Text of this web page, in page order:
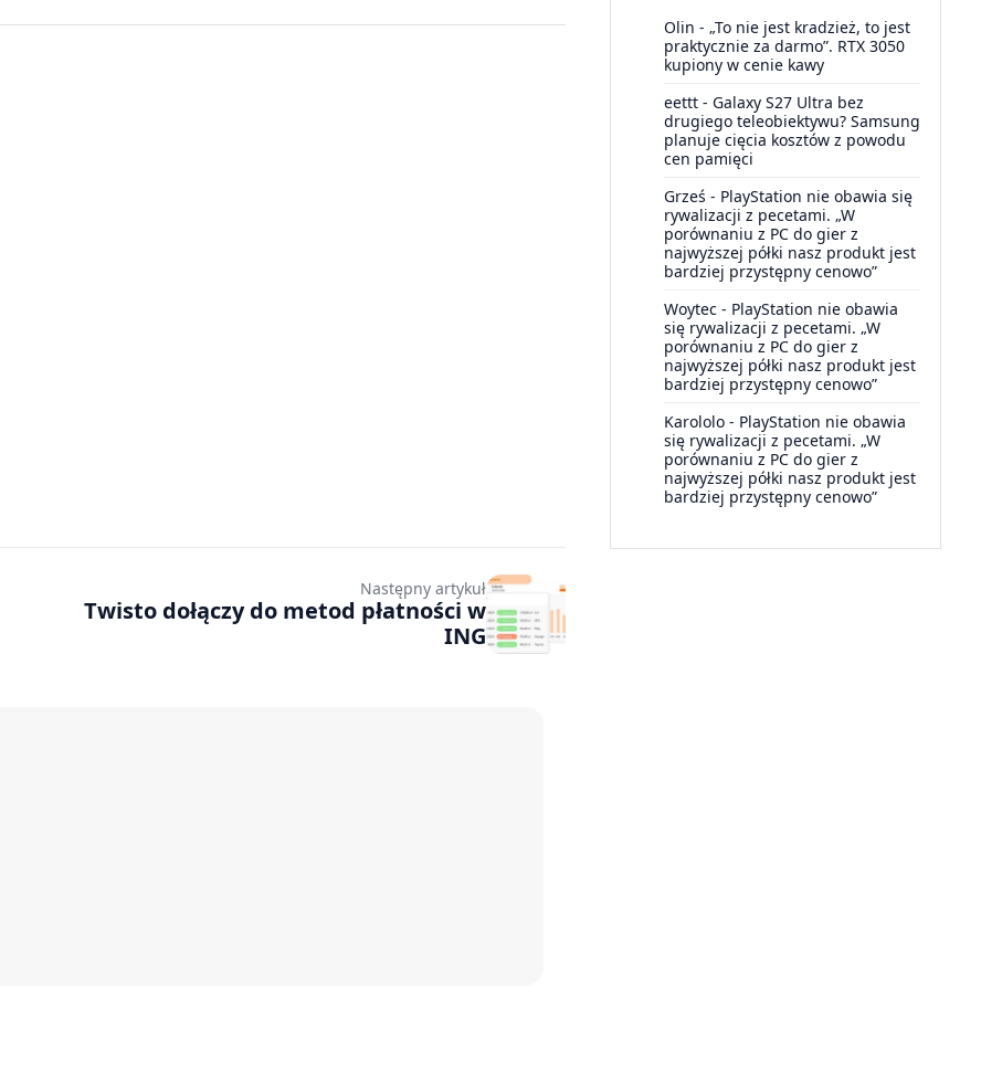
Olin - „To nie jest kradzież, to jest
praktycznie za darmo”. RTX 3050
kupiony w cenie kawy
eettt - Galaxy S27 Ultra bez
drugiego teleobiektywu? Samsung
planuje cięcia kosztów z powodu
cen pamięci
Grześ - PlayStation nie obawia się
rywalizacji z pecetami. „W
porównaniu z PC do gier z
najwyższej półki nasz produkt jest
bardziej przystępny cenowo”
Woytec - PlayStation nie obawia
się rywalizacji z pecetami. „W
porównaniu z PC do gier z
najwyższej półki nasz produkt jest
bardziej przystępny cenowo”
Karololo - PlayStation nie obawia
się rywalizacji z pecetami. „W
porównaniu z PC do gier z
najwyższej półki nasz produkt jest
bardziej przystępny cenowo”
Następny artykuł
Twisto dołączy do metod płatności w
ING